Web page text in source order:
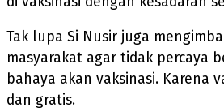
Tak lupa Si Nusir juga
masyarakat agar tidak percaya
bahaya akan vaksinasi. Karena
dan gratis.